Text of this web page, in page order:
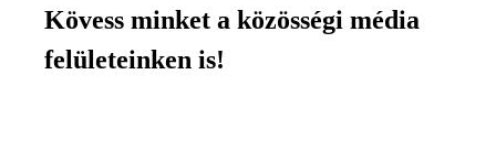
Kövess minket a közösségi média
felületeinken is!